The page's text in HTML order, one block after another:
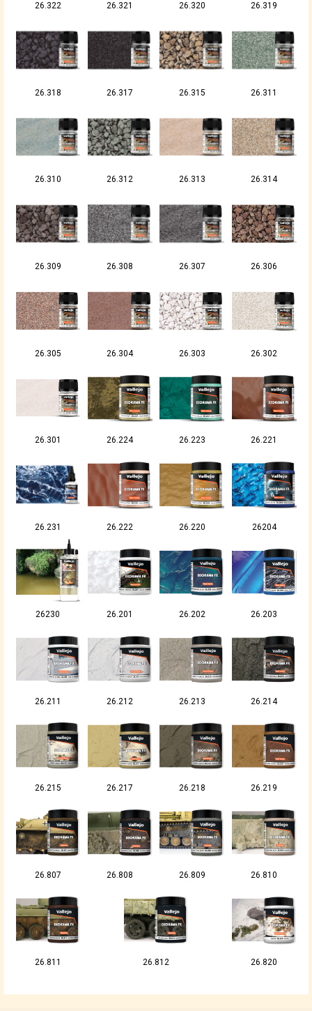
26.322 26.321 26.320 26.319
26.318 26.317 26.315 26.311
26.310 26.312 26.313 26.314
26.309 26.308 26.307 26.306
26.305 26.304 26.303 26.302
26.301 26.224 26.223 26.221
26.231 26.222 26.220 26204
26230 26.201 26.202 26.203
26.211 26.212 26.213 26.214
26.215 26.217 26.218 26.219
26.807 26.808 26.809 26.810
26.811 26.812 26.820